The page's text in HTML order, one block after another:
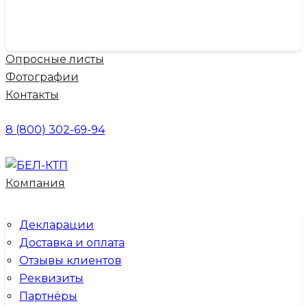
Опросные листы
Фотографии
Контакты
8 (800) 302-69-94
Компания
Декларации
Доставка и оплата
Отзывы клиентов
Реквизиты
Партнёры